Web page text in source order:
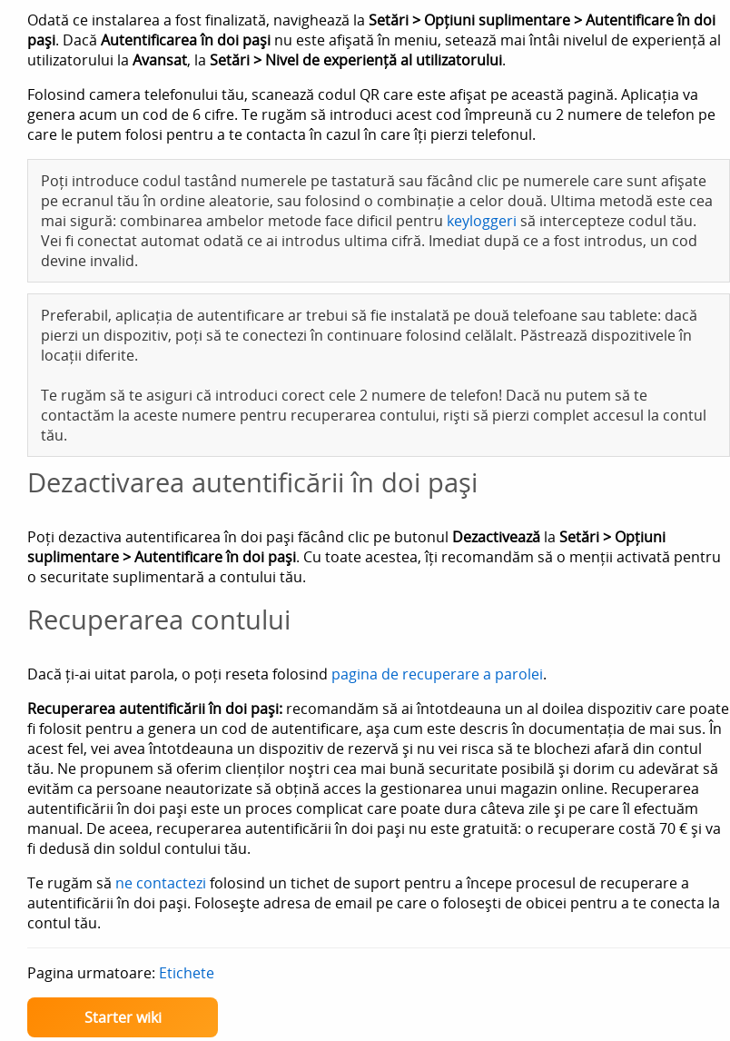
Odată ce instalarea a fost finalizată, navighează la Setări > Opțiuni suplimentare > Autentificare în doi
pași. Dacă Autentificarea în doi pași nu este afișată în meniu, setează mai întâi nivelul de experiență al
utilizatorului la Avansat, la Setări > Nivel de experiență al utilizatorului.
Folosind camera telefonului tău, scanează codul QR care este afișat pe această pagină. Aplicația va
genera acum un cod de 6 cifre. Te rugăm să introduci acest cod împreună cu 2 numere de telefon pe
care le putem folosi pentru a te contacta în cazul în care îți pierzi telefonul.
Poți introduce codul tastând numerele pe tastatură sau făcând clic pe numerele care sunt afișate
pe ecranul tău în ordine aleatorie, sau folosind o combinație a celor două. Ultima metodă este cea
mai sigură: combinarea ambelor metode face dificil pentru keyloggeri să intercepteze codul tău.
Vei fi conectat automat odată ce ai introdus ultima cifră. Imediat după ce a fost introdus, un cod
devine invalid.
Preferabil, aplicația de autentificare ar trebui să fie instalată pe două telefoane sau tablete: dacă
pierzi un dispozitiv, poți să te conectezi în continuare folosind celălalt. Păstrează dispozitivele în
locații diferite.
Te rugăm să te asiguri că introduci corect cele 2 numere de telefon! Dacă nu putem să te
contactăm la aceste numere pentru recuperarea contului, riști să pierzi complet accesul la contul
tău.
Dezactivarea autentificării în doi pași
Poți dezactiva autentificarea în doi pași făcând clic pe butonul Dezactivează la Setări > Opțiuni
suplimentare > Autentificare în doi pași. Cu toate acestea, îți recomandăm să o menții activată pentru
o securitate suplimentară a contului tău.
Recuperarea contului
Dacă ți-ai uitat parola, o poți reseta folosind pagina de recuperare a parolei.
Recuperarea autentificării în doi pași: recomandăm să ai întotdeauna un al doilea dispozitiv care poate
fi folosit pentru a genera un cod de autentificare, așa cum este descris în documentația de mai sus. În
acest fel, vei avea întotdeauna un dispozitiv de rezervă și nu vei risca să te blochezi afară din contul
tău. Ne propunem să oferim clienților noștri cea mai bună securitate posibilă și dorim cu adevărat să
evităm ca persoane neautorizate să obțină acces la gestionarea unui magazin online. Recuperarea
autentificării în doi pași este un proces complicat care poate dura câteva zile și pe care îl efectuăm
manual. De aceea, recuperarea autentificării în doi pași nu este gratuită: o recuperare costă 70 € și va
fi dedusă din soldul contului tău.
Te rugăm să ne contactezi folosind un tichet de suport pentru a începe procesul de recuperare a
autentificării în doi pași. Folosește adresa de email pe care o folosești de obicei pentru a te conecta la
contul tău.
Pagina urmatoare: Etichete
Starter wiki